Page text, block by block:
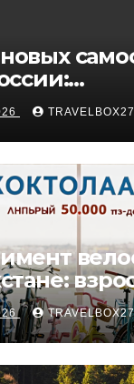
и
и
ценовые
и